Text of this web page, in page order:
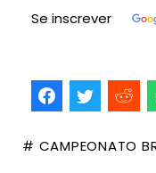
Se inscrever
# CAMPEONATO